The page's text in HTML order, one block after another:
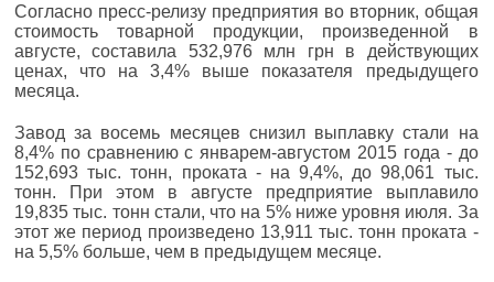
Согласно пресс-релизу предприятия во вторник, общая
стоимость товарной продукции, произведенной в
августе, составила 532,976 млн грн в действующих
ценах, что на 3,4% выше показателя предыдущего
месяца.
Завод за восемь месяцев снизил выплавку стали на
8,4% по сравнению с январем-августом 2015 года - до
152,693 тыс. тонн, проката - на 9,4%, до 98,061 тыс.
тонн. При этом в августе предприятие выплавило
19,835 тыс. тонн стали, что на 5% ниже уровня июля. За
этот же период произведено 13,911 тыс. тонн проката -
на 5,5% больше, чем в предыдущем месяце.